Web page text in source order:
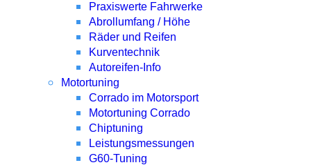
Praxiswerte Fahrwerke
Abrollumfang / Höhe
Räder und Reifen
Kurventechnik
Autoreifen-Info
Motortuning
Corrado im Motorsport
Motortuning Corrado
Chiptuning
Leistungsmessungen
G60-Tuning